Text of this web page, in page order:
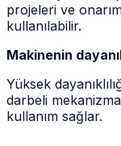
projeleri ve
kullanılabilir.
Makinenin
Yüksek
darbeli
kullanım sağlar.